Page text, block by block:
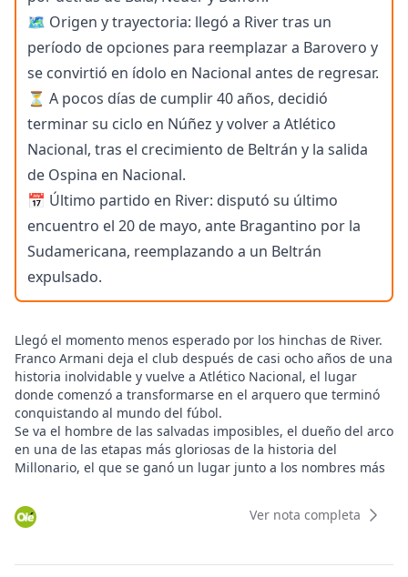
🗺️ Origen y trayectoria: llegó a River tras un
período de opciones para reemplazar a Barovero y
se convirtió en ídolo en Nacional antes de regresar.
⏳ A pocos días de cumplir 40 años, decidió
terminar su ciclo en Núñez y volver a Atlético
Nacional, tras el crecimiento de Beltrán y la salida
de Ospina en Nacional.
📅 Último partido en River: disputó su último
encuentro el 20 de mayo, ante Bragantino por la
Sudamericana, reemplazando a un Beltrán
expulsado.
Llegó el momento menos esperado por los hinchas de River.
Franco Armani deja el club después de casi ocho años de una
historia inolvidable y vuelve a Atlético Nacional, el lugar
donde comenzó a transformarse en el arquero que terminó
conquistando al mundo del fúbol.
Se va el hombre de las salvadas imposibles, el dueño del arco
en una de las etapas más gloriosas de la historia del
Millonario, el que se ganó un lugar junto a los nombres más
Ubaldo Fillol.
A pocos días de cumplir 40 años, el Pulpo tomó la decisión
Ver nota completa